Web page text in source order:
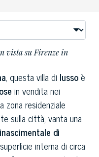
vista su Firenze in
, questa villa di lussoè
in vendita nei
zona residenziale
sulla città, vanta una
di
interna di circa